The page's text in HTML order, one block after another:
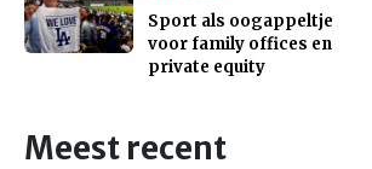
Sport als oogappeltje
voor family offices en
private equity
Meest recent